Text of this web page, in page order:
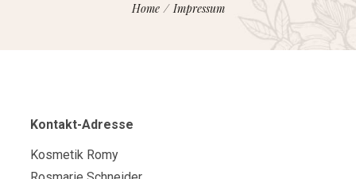
Home / Impressum
Kontakt-Adresse
Kosmetik Romy